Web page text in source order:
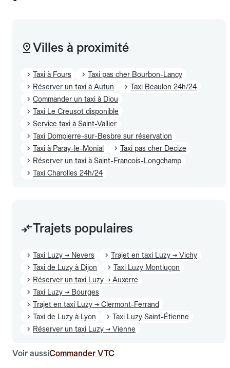
Villes à proximité
Taxi à Fours
Taxi pas cher Bourbon-Lancy
Réserver un taxi à Autun
Taxi Beaulon 24h/24
Commander un taxi à Diou
Taxi Le Creusot disponible
Service taxi à Saint-Vallier
Taxi Dompierre-sur-Besbre sur réservation
Taxi à Paray-le-Monial
Taxi pas cher Decize
Réserver un taxi à Saint-Francois-Longchamp
Taxi Charolles 24h/24
Trajets populaires
Taxi Luzy → Nevers
Trajet en taxi Luzy → Vichy
Taxi de Luzy à Dijon
Taxi Luzy Montluçon
Réserver un taxi Luzy → Auxerre
Taxi Luzy → Bourges
Trajet en taxi Luzy → Clermont-Ferrand
Taxi de Luzy à Lyon
Taxi Luzy Saint-Étienne
Réserver un taxi Luzy → Vienne
Voir aussiCommander VTC